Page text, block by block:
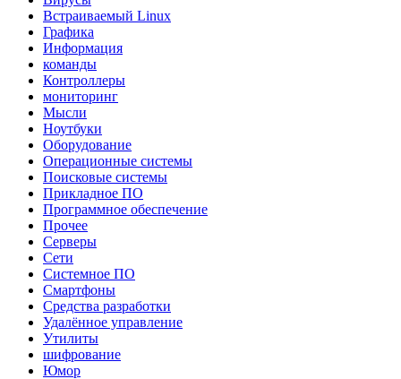
Встраиваемый Linux
Графика
Информация
команды
Контроллеры
мониторинг
Мысли
Ноутбуки
Оборудование
Операционные системы
Поисковые системы
Прикладное ПО
Программное обеспечение
Прочее
Серверы
Сети
Системное ПО
Смартфоны
Средства разработки
Удалённое управление
Утилиты
шифрование
Юмор